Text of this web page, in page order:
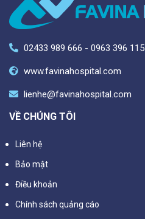
02433 989 666 - 0963 396 115
www.favinahospital.com
lienhe@favinahospital.com
VỀ CHÚNG TÔI
Liên hệ
Bảo mật
Điều khoản
Chính sách quảng cáo